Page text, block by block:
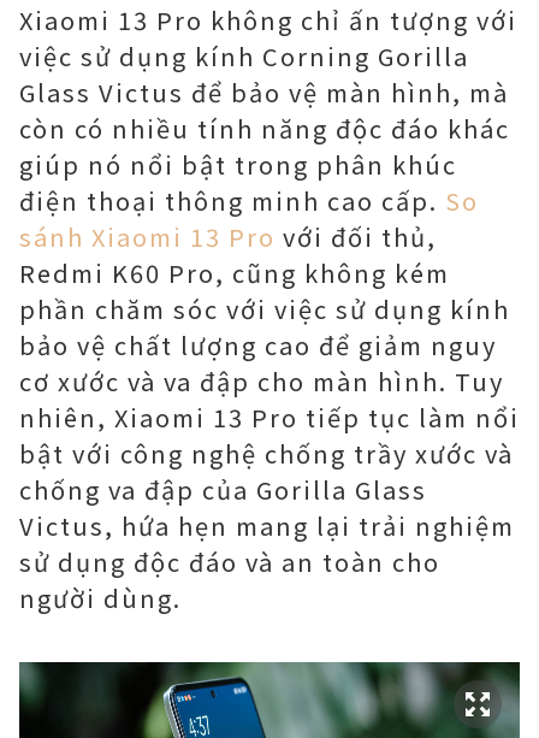
Xiaomi 13 Pro không chỉ ấn tượng với
việc sử dụng kính Corning Gorilla
Glass Victus để bảo vệ màn hình, mà
còn có nhiều tính năng độc đáo khác
giúp nó nổi bật trong phân khúc
điện thoại thông minh cao cấp. So
sánh Xiaomi 13 Pro với đối thủ,
Redmi K60 Pro, cũng không kém
phần chăm sóc với việc sử dụng kính
bảo vệ chất lượng cao để giảm nguy
cơ xước và va đập cho màn hình. Tuy
nhiên, Xiaomi 13 Pro tiếp tục làm nổi
bật với công nghệ chống trầy xước và
chống va đập của Gorilla Glass
Victus, hứa hẹn mang lại trải nghiệm
sử dụng độc đáo và an toàn cho
người dùng.